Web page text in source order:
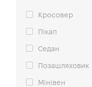
Кросовер
Пікап
Седан
Позашляховик
Мінівен